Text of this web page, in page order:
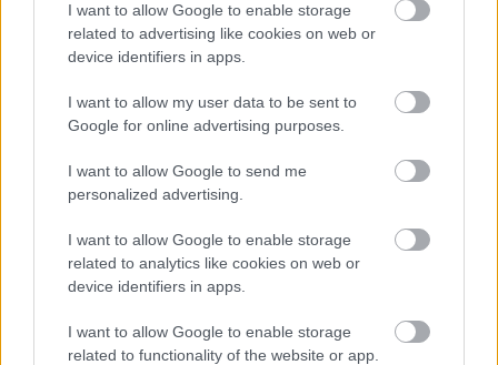
I want to allow Google to enable storage
related to advertising like cookies on web or
device identifiers in apps.
I want to allow my user data to be sent to
Google for online advertising purposes.
I want to allow Google to send me
personalized advertising.
I want to allow Google to enable storage
related to analytics like cookies on web or
device identifiers in apps.
I want to allow Google to enable storage
related to functionality of the website or app.
CZUNYINÉ HARCA A GMAIL ÉS AZ ÖNKÉNY ELLEN
- LETILTOTTA A GOOGLE A VÉDVONAL LEVELEZŐ